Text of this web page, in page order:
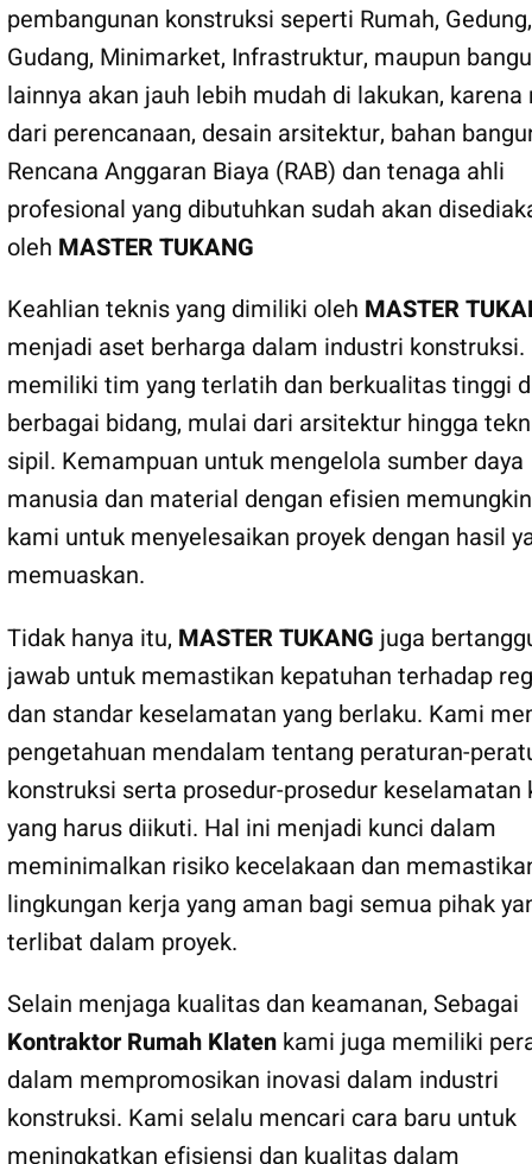
pembangunan konstruksi seperti Rumah, Gedung,
Gudang, Minimarket, Infrastruktur, maupun
lainnya akan jauh lebih mudah di lakukan, karena
dari perencanaan, desain arsitektur, bahan
Rencana Anggaran Biaya (RAB) dan tenaga ahli
profesional yang dibutuhkan sudah akan
oleh MASTER TUKANG
Keahlian teknis yang dimiliki oleh MASTER
menjadi aset berharga dalam industri
memiliki tim yang terlatih dan berkualitas tinggi
berbagai bidang, mulai dari arsitektur hingga
sipil. Kemampuan untuk mengelola sumber daya
manusia dan material dengan efisien
kami untuk menyelesaikan proyek dengan hasil
memuaskan.
Tidak hanya itu, MASTER TUKANG juga
jawab untuk memastikan kepatuhan terhadap
dan standar keselamatan yang berlaku. Kami
pengetahuan mendalam tentang peraturan-
konstruksi serta prosedur-prosedur keselamatan
yang harus diikuti. Hal ini menjadi kunci dalam
meminimalkan risiko kecelakaan dan
lingkungan kerja yang aman bagi semua pihak
terlibat dalam proyek.
Selain menjaga kualitas dan keamanan, Sebagai
Kontraktor Rumah Klaten kami juga memiliki
dalam mempromosikan inovasi dalam industri
konstruksi. Kami selalu mencari cara baru untuk
meningkatkan efisiensi dan kualitas dalam